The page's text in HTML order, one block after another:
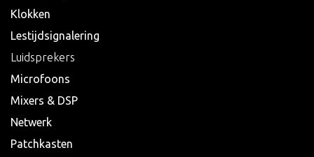
Klokken
Lestijdsignalering
Luidsprekers
Microfoons
Mixers & DSP
Netwerk
Patchkasten